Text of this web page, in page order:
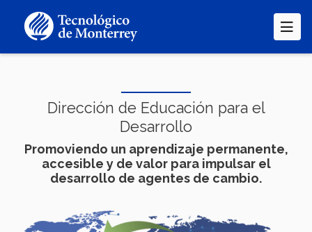
contenido
Dirección de Educación para el
Desarrollo
Promoviendo un aprendizaje permanente,
accesible y de valor para impulsar el
desarrollo de agentes de cambio.